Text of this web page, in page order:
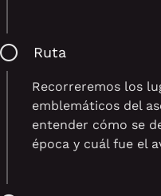
Ruta
Recorreremos los
emblemáticos del
entender cómo se
época y cuál fue el